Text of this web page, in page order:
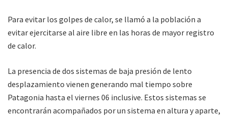
Para evitar los golpes de calor, se llamó a la población a
evitar ejercitarse al aire libre en las horas de mayor registro
de calor.
La presencia de dos sistemas de baja presión de lento
desplazamiento vienen generando mal tiempo sobre
Patagonia hasta el viernes 06 inclusive. Estos sistemas se
encontrarán acompañados por un sistema en altura y aparte,